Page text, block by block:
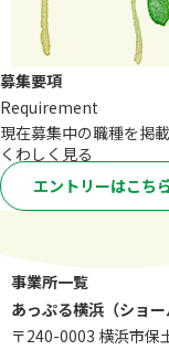
募集要項
Requirement
現在募集中の職種を掲載
くわしく見る
エントリーはこち
事業所⼀覧
あっぷる横浜（ショー
〒240-0003 横浜市保